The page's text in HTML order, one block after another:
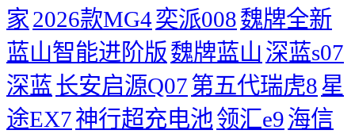
家 2026款MG4奕派008魏牌全新
蓝山智能进阶版魏牌蓝山 深蓝s07
深蓝长安启源Q07第五代瑞虎8星
途EX7神行超充电池领汇e9海信